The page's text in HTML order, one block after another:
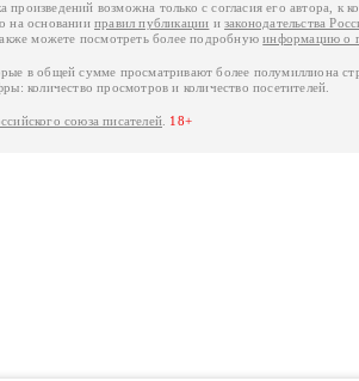
произведений возможна только с согласия его автора, к
на основанииправил публикации изаконодательства
можете посмотреть более подробнуюинформацию о
в общей сумме просматривают более полумиллиона
количество просмотров и количество посетителей.
союза писателей 18+